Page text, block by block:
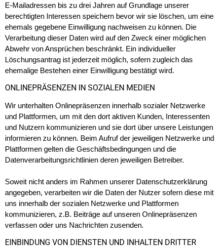
E-Mailadressen bis zu drei Jahren auf Grundlage unserer
berechtigten Interessen speichern bevor wir sie löschen, um eine
ehemals gegebene Einwilligung nachweisen zu können. Die
Verarbeitung dieser Daten wird auf den Zweck einer möglichen
Abwehr von Ansprüchen beschränkt. Ein individueller
Löschungsantrag ist jederzeit möglich, sofern zugleich das
ehemalige Bestehen einer Einwilligung bestätigt wird.
ONLINEPRÄSENZEN IN SOZIALEN MEDIEN
Wir unterhalten Onlinepräsenzen innerhalb sozialer Netzwerke
und Plattformen, um mit den dort aktiven Kunden, Interessenten
und Nutzern kommunizieren und sie dort über unsere Leistungen
informieren zu können. Beim Aufruf der jeweiligen Netzwerke und
Plattformen gelten die Geschäftsbedingungen und die
Datenverarbeitungsrichtlinien deren jeweiligen Betreiber.
Soweit nicht anders im Rahmen unserer Datenschutzerklärung
angegeben, verarbeiten wir die Daten der Nutzer sofern diese mit
uns innerhalb der sozialen Netzwerke und Plattformen
kommunizieren, z.B. Beiträge auf unseren Onlinepräsenzen
verfassen oder uns Nachrichten zusenden.
EINBINDUNG VON DIENSTEN UND INHALTEN DRITTER